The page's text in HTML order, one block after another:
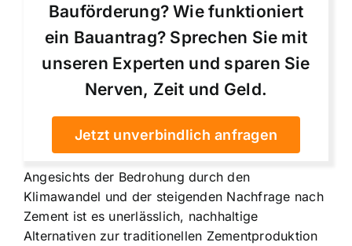
Bauförderung? Wie funktioniert
ein Bauantrag? Sprechen Sie mit
unseren Experten und sparen Sie
Nerven, Zeit und Geld.
Jetzt unverbindlich anfragen
Angesichts der Bedrohung durch den
Klimawandel und der steigenden Nachfrage nach
Zement ist es unerlässlich, nachhaltige
Alternativen zur traditionellen Zementproduktion